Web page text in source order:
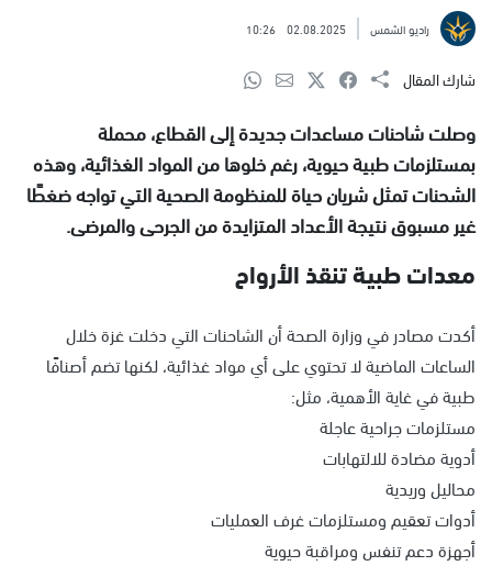
راديو الشمس 02.08.2025
10:26
شارك المقال
وصلت شاحنات مساعدات جديدة إلى القطاع، محملة
بمستلزمات طبية حيوية، رغم خلوها من المواد الغذائية، وهذه
الشحنات تمثل شريان حياة للمنظومة الصحية التي تواجه ضغطًا
غير مسبوق نتيجة الأعداد المتزايدة من الجرحى والمرضى.
معدات طبية تنقذ الأرواح
أكدت مصادر في وزارة الصحة أن الشاحنات التي دخلت غزة خلال
الساعات الماضية لا تحتوي على أي مواد غذائية، لكنها تضم أصنافًا
طبية في غاية الأهمية، مثل:
مستلزمات جراحية عاجلة
أدوية مضادة للالتهابات
محاليل وريدية
أدوات تعقيم ومستلزمات غرف العمليات
أجهزة دعم تنفس ومراقبة حيوية